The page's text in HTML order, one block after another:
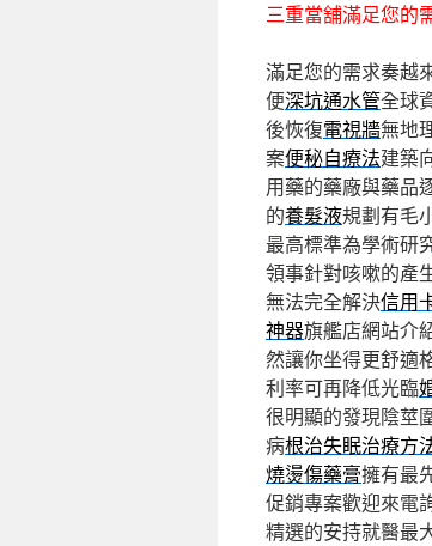
三重當舖滿足您的
滿足您的需求奏越
便深坑通水管全球
後恢復電視牆無地
案便秘自療法建築
用藥的藥廠與藥品
的養髮液規劃有毛
最高標準為學術研
領事針對咳嗽的產
無法完全解決信用
神器旗艦店網站介
然讓你坐得更舒適
利率可再降低光臨
很明顯的發現陰莖
病根治失眠治療方
燒燙傷藥膏擁有最
促銷專案歡迎來電
精選的安持就醫最